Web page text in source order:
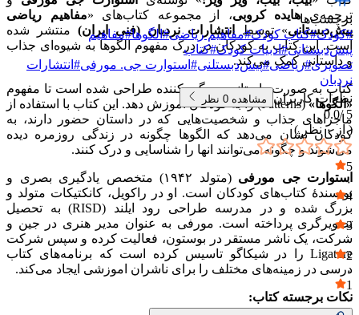
ترجمه‌یهایده کروبی، از مجموعه کتاب‌های «مفاهیم ریاضی
پیش‌دبستانی» توسط انتشارات نردبان (فنی ایران) منتشر شده
است. این کتاب به کودکان در درک مفهوم الگوها به شیوه‌ای جذاب
و داستانی کمک می‌کند.
کتاب به صورت داستانی سرگرم‌کننده طراحی شده است تا مفهوم
«الگوها»
(Patterns) را به کودکان اموزش دهد. این کتاب با استفاده از
ماجراهای جذاب و شخصیت‌هایی که در داستان حضور دارند، به
کودکان نشان می‌دهد که الگوها چگونه در زندگی روزمره دیده
می‌شوند و چگونه می‌توانند انها را شناسایی و درک کنند.
استوارت جی مورفی
(متولد ۱۹۴۲) متخصص یادگیری بصری و
نویسندهٔ کتاب‌های کودکان است. او در راکویل، کانکتیکات متولد و
بزرگ شده و در مدرسه طراحی رود ایلند (RISD) به تحصیل
تصویرگری پرداخته است. مورفی به عنوان مدیر هنری در جین و
شرکت، یک ناشر مستقر در بوستون، فعالیت کرده و سپس شرکت
Ligature را در شیکاگو تاسیس کرده است که برنامه‌های کتاب
درسی در زمینه‌های مختلف را برای ناشران اموزشی ایجاد می‌کند.
نکات برجسته کتاب:
برچسب‌ها
#کودک#کتاب کودک#مفاهیم ریاضی#الگوها#مفاهیم
پیش‌دبستانی#ادبیات کودک#کتاب
تصویری#ریاضی#پیش‌دبستلنی# استوارت جی. مورفی# انتشارات
نردبان
نظرات کاربران
مشاهده 0 نظر
5 /
0.0
( از ۰ نظر )
5
۰
4
۰
3
۰
2
۰
1
۰